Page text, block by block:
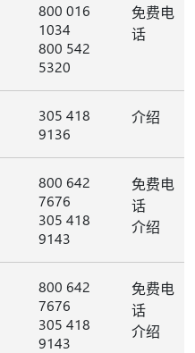
800 016
1034
800 542
5320
免费电
话
305 418
9136
介绍
800 642
7676
305 418
9143
免费电
话
介绍
800 642
7676
305 418
9143
免费电
话
介绍